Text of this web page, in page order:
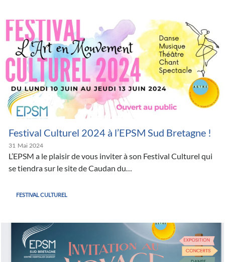
Festival Culturel 2024 à l’EPSM Sud Bretagne !
31 Mai 2024
L’EPSM a le plaisir de vous inviter à son Festival Culturel qui
se tiendra sur le site de Caudan du…
FESTIVAL CULTUREL